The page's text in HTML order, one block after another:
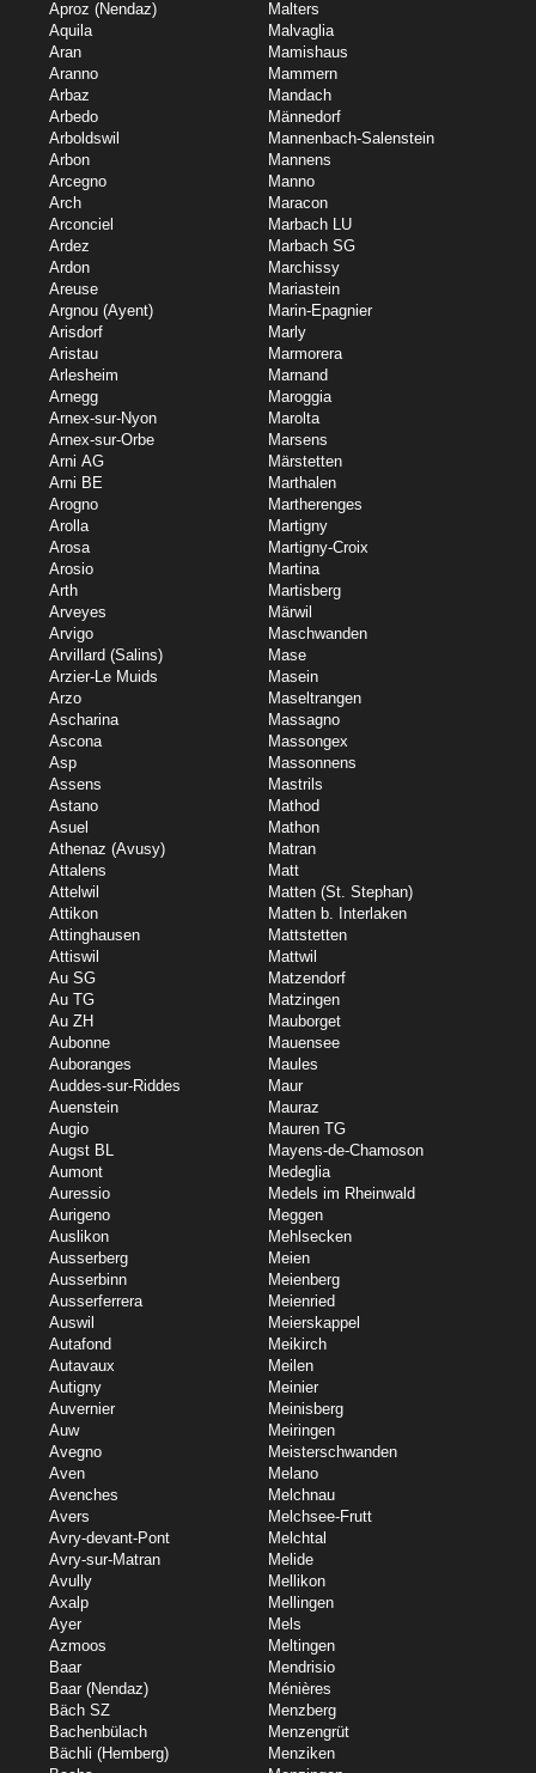
Aproz (Nendaz)
Aquila
Aran
Aranno
Arbaz
Arbedo
Arboldswil
Arbon
Arcegno
Arch
Arconciel
Ardez
Ardon
Areuse
Argnou (Ayent)
Arisdorf
Aristau
Arlesheim
Arnegg
Arnex-sur-Nyon
Arnex-sur-Orbe
Arni AG
Arni BE
Arogno
Arolla
Arosa
Arosio
Arth
Arveyes
Arvigo
Arvillard (Salins)
Arzier-Le Muids
Arzo
Ascharina
Ascona
Asp
Assens
Astano
Asuel
Athenaz (Avusy)
Attalens
Attelwil
Attikon
Attinghausen
Attiswil
Au SG
Au TG
Au ZH
Aubonne
Auboranges
Auddes-sur-Riddes
Auenstein
Augio
Augst BL
Aumont
Auressio
Aurigeno
Auslikon
Ausserberg
Ausserbinn
Ausserferrera
Auswil
Autafond
Autavaux
Autigny
Auvernier
Auw
Avegno
Aven
Avenches
Avers
Avry-devant-Pont
Avry-sur-Matran
Avully
Axalp
Ayer
Azmoos
Baar
Baar (Nendaz)
Bäch SZ
Bachenbülach
Bächli (Hemberg)
Malters
Malvaglia
Mamishaus
Mammern
Mandach
Männedorf
Mannenbach-Salenstein
Mannens
Manno
Maracon
Marbach LU
Marbach SG
Marchissy
Mariastein
Marin-Epagnier
Marly
Marmorera
Marnand
Maroggia
Marolta
Marsens
Märstetten
Marthalen
Martherenges
Martigny
Martigny-Croix
Martina
Martisberg
Märwil
Maschwanden
Mase
Masein
Maseltrangen
Massagno
Massongex
Massonnens
Mastrils
Mathod
Mathon
Matran
Matt
Matten (St. Stephan)
Matten b. Interlaken
Mattstetten
Mattwil
Matzendorf
Matzingen
Mauborget
Mauensee
Maules
Maur
Mauraz
Mauren TG
Mayens-de-Chamoson
Medeglia
Medels im Rheinwald
Meggen
Mehlsecken
Meien
Meienberg
Meienried
Meierskappel
Meikirch
Meilen
Meinier
Meinisberg
Meiringen
Meisterschwanden
Melano
Melchnau
Melchsee-Frutt
Melchtal
Melide
Mellikon
Mellingen
Mels
Meltingen
Mendrisio
Ménières
Menzberg
Menzengrüt
Menziken